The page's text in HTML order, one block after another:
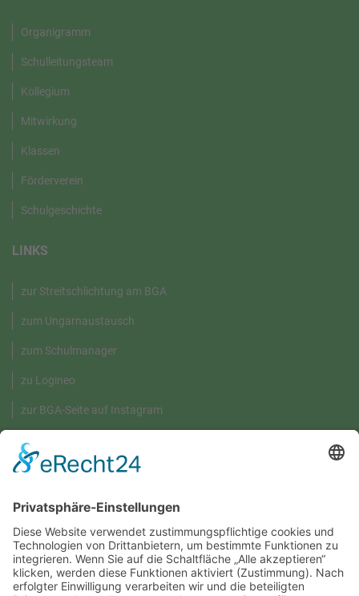
Organigramm
Schulleitungsteam
Kollegium
Mitwirkung
Klassen
Förderverein
Schulgeschichte
LINKS
zur Streitschlichtung am BGA
zum Ungarnaustausch
zum Schulmanager
zu Logineo
zur BGA-Seite auf Instagram
GRÜNE UMWELT-BOX